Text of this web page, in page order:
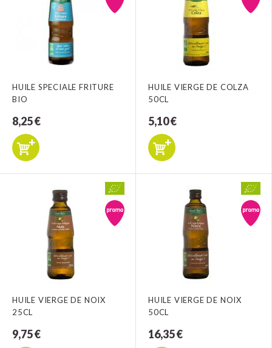
HUILE SPECIALE FRITURE
BIO
8,25 €
HUILE VIERGE DE COLZA
50CL
5,10 €
HUILE VIERGE DE NOIX
25CL
9,75 €
HUILE VIERGE DE NOIX
50CL
16,35 €